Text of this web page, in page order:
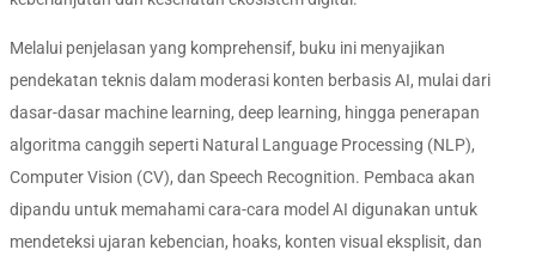
Melalui penjelasan yang komprehensif, buku ini menyajikan
pendekatan teknis dalam moderasi konten berbasis AI, mulai dari
dasar-dasar machine learning, deep learning, hingga penerapan
algoritma canggih seperti Natural Language Processing (NLP),
Computer Vision (CV), dan Speech Recognition. Pembaca akan
dipandu untuk memahami cara-cara model AI digunakan untuk
mendeteksi ujaran kebencian, hoaks, konten visual eksplisit, dan